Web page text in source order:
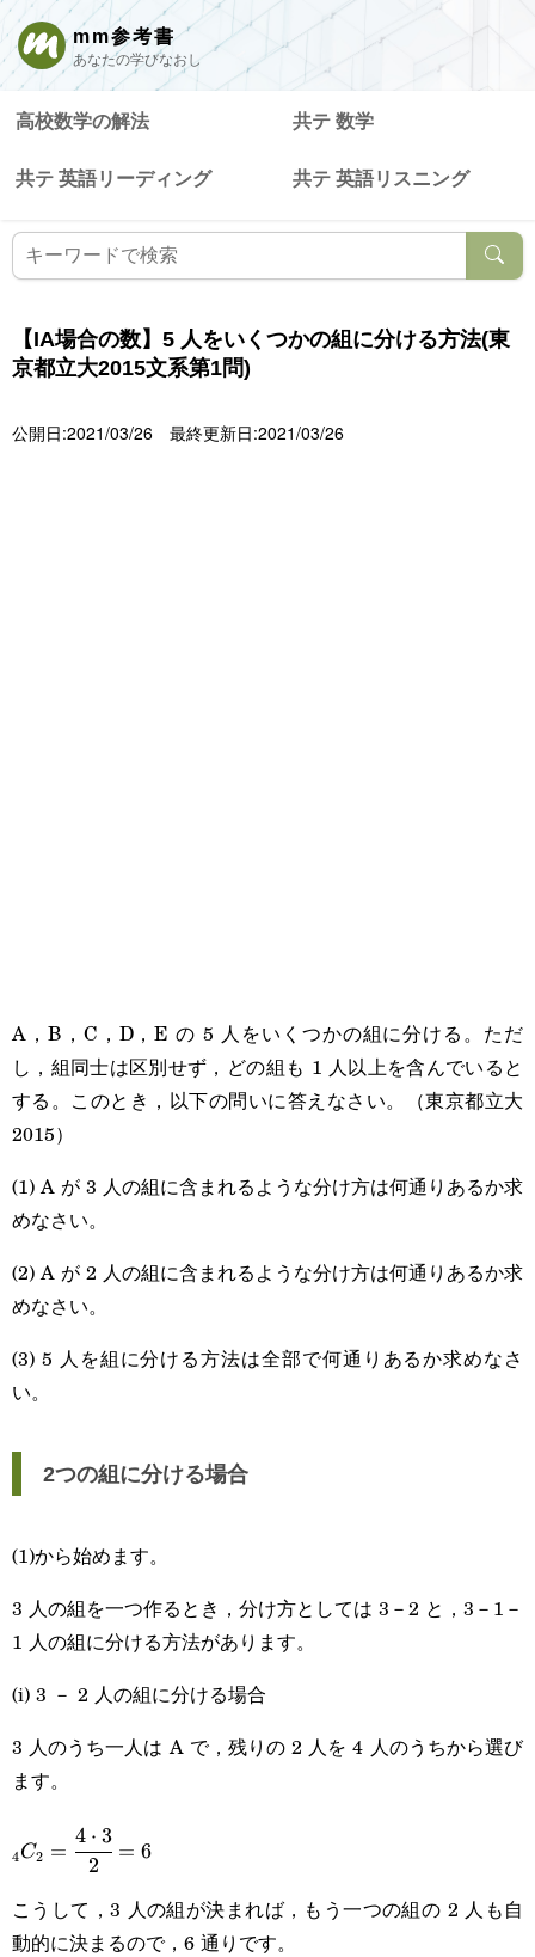
mm参考書
あなたの学びなおし
高校数学の解法 共テ 数学
共テ 英語リーディング 共テ 英語リスニング
【IA場合の数】5 人をいくつかの組に分ける方法(東
京都立大2015文系第1問)
公開日:2021/03/26 最終更新日:2021/03/26
A，B，C，D，E の 5 人をいくつかの組に分ける。ただ
し，組同士は区別せず，どの組も 1 人以上を含んでいると
する。このとき，以下の問いに答えなさい。（東京都立大
2015）
(1) A が 3 人の組に含まれるような分け方は何通りあるか求
めなさい。
(2) A が 2 人の組に含まれるような分け方は何通りあるか求
めなさい。
(3) 5 人を組に分ける方法は全部で何通りあるか求めなさ
い。
2つの組に分ける場合
(1)から始めます。
3 人の組を一つ作るとき，分け方としては 3－2 と，3－1－
1 人の組に分ける方法があります。
(i) 3 － 2 人の組に分ける場合
3 人のうち一人は A で，残りの 2 人を 4 人のうちから選び
ます。
_4C_2=\cfrac{4\cdot3}
4C2 =
2
4 ⋅ 3
= 6
こうして，3 人の組が決まれば，もう一つの組の 2 人も自
動的に決まるので，6 通りです。